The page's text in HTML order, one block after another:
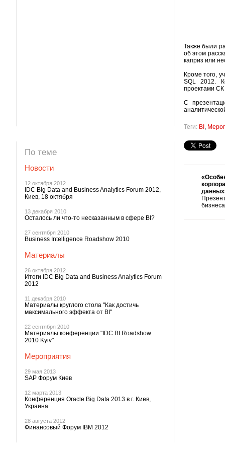
По теме
Новости
12 октября 2012
IDC Big Data and Business Analytics Forum 2012,
Киев, 18 октября
13 декабря 2010
Осталось ли что-то несказанным в сфере BI?
27 сентября 2010
Business Intelligence Roadshow 2010
Материалы
26 октября 2012
Итоги IDC Big Data and Business Analytics Forum
2012
11 декабря 2010
Материалы круглого стола "Как достичь
максимального эффекта от BI"
22 сентября 2010
Материалы конференции "IDC BI Roadshow
2010 Kyiv"
Мероприятия
29 мая 2013
SAP Форум Киев
12 марта 2013
Конференция Oracle Big Data 2013 в г. Киев,
Украина
28 августа 2012
Финансовый Форум IBM 2012
Также были
об этом
каприз или
Кроме того,
SQL 2012.
проектами
С
Теги: BI ,